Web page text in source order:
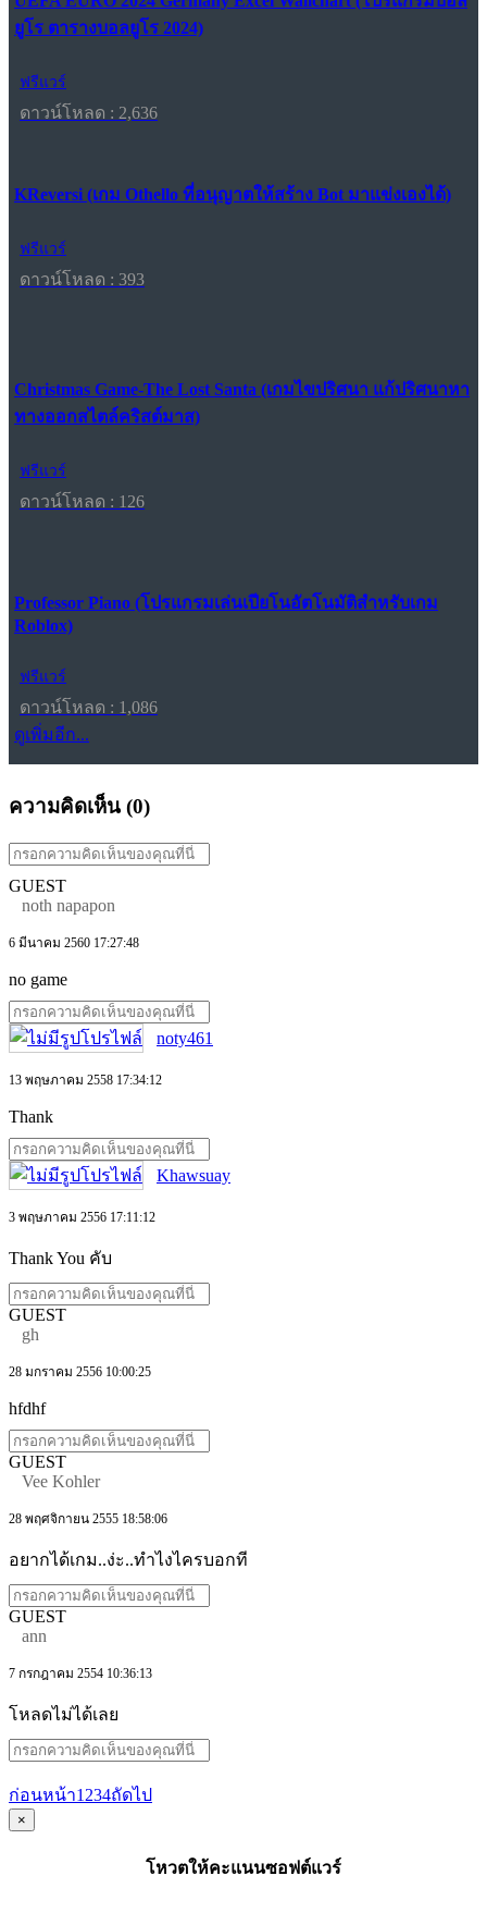
ยูโร ตารางบอลยูโร 2024)
ฟรีแวร์
ดาวน์โหลด : 2,636
KReversi (เกม Othello ที่อนุญาตให้สร้าง Bot มาแข่งเองได้)
ฟรีแวร์
ดาวน์โหลด : 393
Christmas Game-The Lost Santa (เกมไขปริศนา แก้ปริศนาหา
ทางออกสไตล์คริสต์มาส)
ฟรีแวร์
ดาวน์โหลด : 126
Professor Piano (โปรแกรมเล่นเปียโนอัตโนมัติสำหรับเกม
Roblox)
ฟรีแวร์
ดาวน์โหลด : 1,086
ดูเพิ่มอีก...
ความคิดเห็น (0)
GUEST
noth napapon
6 มีนาคม 2560 17:27:48
no game
noty461
13 พฤษภาคม 2558 17:34:12
Thank
Khawsuay
3 พฤษภาคม 2556 17:11:12
Thank You คับ
GUEST
gh
28 มกราคม 2556 10:00:25
hfdhf
GUEST
Vee Kohler
28 พฤศจิกายน 2555 18:58:06
อยากได้เกม..ง่ะ..ทำไงไครบอกที
GUEST
ann
7 กรกฎาคม 2554 10:36:13
โหลดไม่ได้เลย
ก่อนหน้า1 234ถัดไป
×
โหวตให้คะแนนซอฟต์แวร์